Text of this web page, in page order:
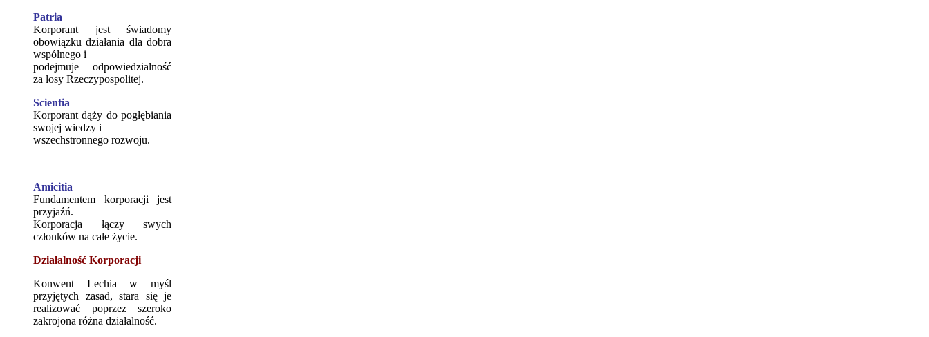
Patria
Korporant jest świadomy
obowiązku działania dla dobra
wspólnego i
podejmuje odpowiedzialność
za losy Rzeczypospolitej.
Scientia
Korporant dąży do pogłębiania
swojej wiedzy i
wszechstronnego rozwoju.
Amicitia
Fundamentem korporacji jest
przyjaźń.
Korporacja łączy swych
członków na całe życie.
Działalność Korporacji
Konwent Lechia w myśl
przyjętych zasad, stara się je
realizować poprzez szeroko
zakrojona różna działalność.